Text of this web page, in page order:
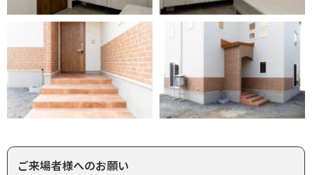
ご来場者様へのお願い